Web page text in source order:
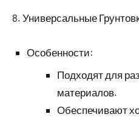
8. Универсальные
Особенности:
Подходят для
материалов.
Обеспечивают